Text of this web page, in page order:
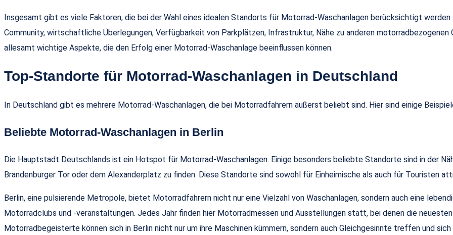
Insgesamt gibt es viele Faktoren, die bei der Wahl eines idealen Standorts für Motorrad-Waschanlagen berücksichtigt
Community, wirtschaftliche Überlegungen, Verfügbarkeit von Parkplätzen, Infrastruktur, Nähe zu anderen
allesamt wichtige Aspekte, die den Erfolg einer Motorrad-Waschanlage beeinflussen können.
Top-Standorte für Motorrad-Waschanlagen in Deutschland
In Deutschland gibt es mehrere Motorrad-Waschanlagen, die bei Motorradfahrern äußerst beliebt sind. Hier sind einige
Beliebte Motorrad-Waschanlagen in Berlin
Die Hauptstadt Deutschlands ist ein Hotspot für Motorrad-Waschanlagen. Einige besonders beliebte Standorte sind in der
Brandenburger Tor oder dem Alexanderplatz zu finden. Diese Standorte sind sowohl für Einheimische als auch für Touristen
Berlin, eine pulsierende Metropole, bietet Motorradfahrern nicht nur eine Vielzahl von Waschanlagen, sondern auch eine
Motorradclubs und -veranstaltungen. Jedes Jahr finden hier Motorradmessen und Ausstellungen statt, bei denen die
Motorradbegeisterte können sich in Berlin nicht nur um ihre Maschinen kümmern, sondern auch Gleichgesinnte treffen und